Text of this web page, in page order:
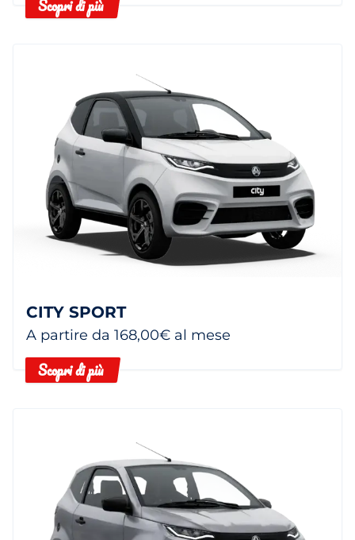
Scopri di più
CITY SPORT
A partire da 168,00€ al mese
Scopri di più